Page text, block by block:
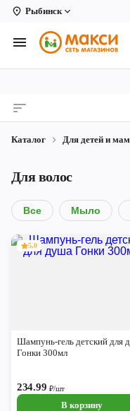
Рыбинск
Вологда
Архангельск
Киров
Коряжма
Котлас
Новодвинск
Ярославль
Каталог Для детей и мам
Для волос
Все Мыло
5.0
Шампунь-гель детский для
Гонки 300мл
234.99 ₽/шт
В корзину